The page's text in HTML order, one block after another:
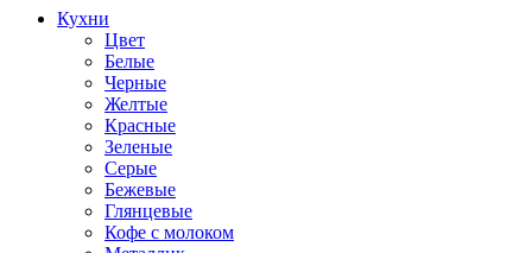
Кухни
Цвет
Белые
Черные
Желтые
Красные
Зеленые
Серые
Бежевые
Глянцевые
Кофе с молоком